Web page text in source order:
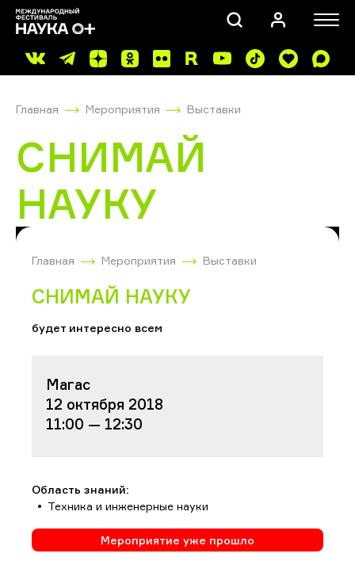
Главная Мероприятия Выставки
СНИМАЙ
НАУКУ
Главная Мероприятия Выставки
СНИМАЙ НАУКУ
будет интересно всем
Магас
12 октября 2018
11:00 — 12:30
Область знаний:
Техника и инженерные науки
Мероприятие уже прошло